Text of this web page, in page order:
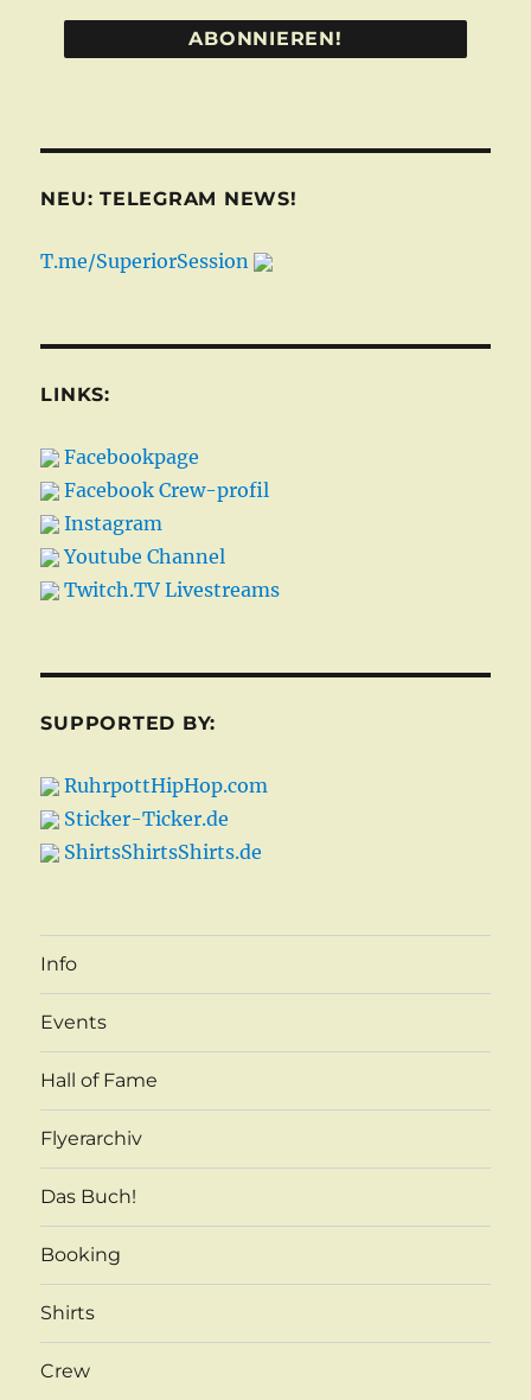
Adresse
NEU: TELEGRAM NEWS!
T.me/SuperiorSession
LINKS:
Facebookpage
Facebook Crew-profil
Instagram
Youtube Channel
Twitch.TV Livestreams
SUPPORTED BY:
RuhrpottHipHop.com
Sticker-Ticker.de
ShirtsShirtsShirts.de
Info
Events
Hall of Fame
Flyerarchiv
Das Buch!
Booking
Shirts
Crew